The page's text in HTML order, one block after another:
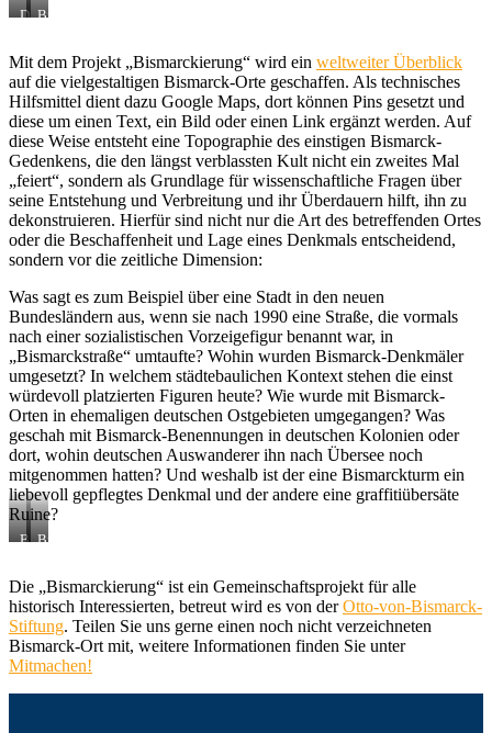
Das
in
Essen
(CC
BY-
SA
4.0)
Bismarck-
Hamburg
Mit dem Projekt „Bismarckierung“ wird ein weltweiter Überblick
auf die vielgestaltigen Bismarck-Orte geschaffen. Als technisches
Hilfsmittel dient dazu Google Maps, dort können Pins gesetzt und
diese um einen Text, ein Bild oder einen Link ergänzt werden. Auf
diese Weise entsteht eine Topographie des einstigen Bismarck-
Gedenkens, die den längst verblassten Kult nicht ein zweites Mal
„feiert“, sondern als Grundlage für wissenschaftliche Fragen über
seine Entstehung und Verbreitung und ihr Überdauern hilft, ihn zu
dekonstruieren. Hierfür sind nicht nur die Art des betreffenden Ortes
oder die Beschaffenheit und Lage eines Denkmals entscheidend,
sondern vor die zeitliche Dimension:
Was sagt es zum Beispiel über eine Stadt in den neuen
Bundesländern aus, wenn sie nach 1990 eine Straße, die vormals
nach einer sozialistischen Vorzeigefigur benannt war, in
„Bismarckstraße“ umtaufte? Wohin wurden Bismarck-Denkmäler
umgesetzt? In welchem städtebaulichen Kontext stehen die einst
würdevoll platzierten Figuren heute? Wie wurde mit Bismarck-
Orten in ehemaligen deutschen Ostgebieten umgegangen? Was
geschah mit Bismarck-Benennungen in deutschen Kolonien oder
dort, wohin deutschen Auswanderer ihn nach Übersee noch
mitgenommen hatten? Und weshalb ist der eine Bismarckturm ein
liebevoll gepflegtes Denkmal und der andere eine graffitiübersäte
Ruine?
Bismarck-
Starnberger
See
Bismarck-
Göttingen
Die „Bismarckierung“ ist ein Gemeinschaftsprojekt für alle
historisch Interessierten, betreut wird es von derOtto-von-Bismarck-
Stiftung. Teilen Sie uns gerne einen noch nicht verzeichneten
Bismarck-Ort mit, weitere Informationen finden Sie unter
Mitmachen!